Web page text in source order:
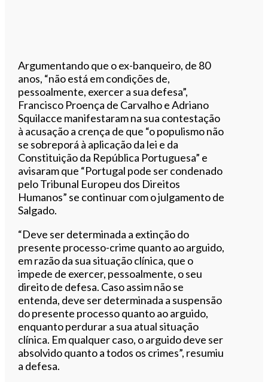
Argumentando que o ex-banqueiro, de 80
anos, “não está em condições de,
pessoalmente, exercer a sua defesa”,
Francisco Proença de Carvalho e Adriano
Squilacce manifestaram na sua contestação
à acusação a crença de que “o populismo não
se sobreporá à aplicação da lei e da
Constituição da República Portuguesa” e
avisaram que “Portugal pode ser condenado
pelo Tribunal Europeu dos Direitos
Humanos” se continuar com o julgamento de
Salgado.
“Deve ser determinada a extinção do
presente processo-crime quanto ao arguido,
em razão da sua situação clínica, que o
impede de exercer, pessoalmente, o seu
direito de defesa. Caso assim não se
entenda, deve ser determinada a suspensão
do presente processo quanto ao arguido,
enquanto perdurar a sua atual situação
clínica. Em qualquer caso, o arguido deve ser
absolvido quanto a todos os crimes”, resumiu
a defesa.